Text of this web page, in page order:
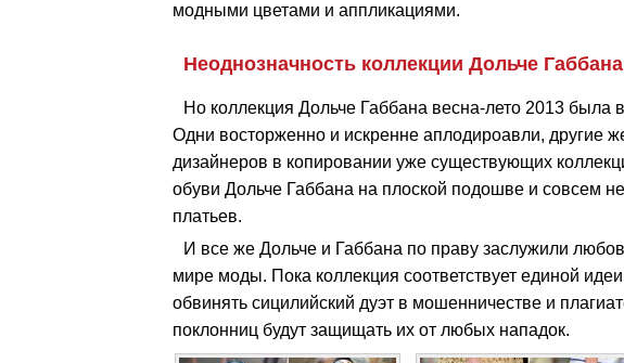
модными цветами и аппликациями.
Неоднозначность коллекции Дольче
Но коллекция Дольче Габбана весна-лето 2013 была
Одни восторженно и искренне аплодироавли, другие
дизайнеров в копировании уже существующих
обуви Дольче Габбана на плоской подошве и совсем
платьев.
И все же Дольче и Габбана по праву заслужили
мире моды. Пока коллекция соответствует единой
обвинять сицилийский дуэт в мошенничестве и
поклонниц будут защищать их от любых нападок.